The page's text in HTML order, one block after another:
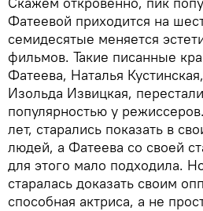
Фатеевой приходится на
семидесятые меняется
фильмов. Такие писанные
Фатеева, Наталья
Изольда Извицкая,
популярностью у
лет, старались показать в
людей, а Фатеева со своей
для этого мало подходила.
старалась доказать своим
способная актриса, а не